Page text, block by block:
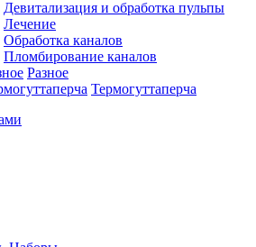
Девитализация и обработка пульпы
Лечение
Обработка каналов
Пломбирование каналов
Разное
Термогуттаперча